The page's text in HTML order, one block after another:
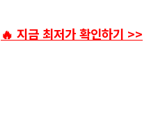
🔥 지금 최저가 확인하기 >>